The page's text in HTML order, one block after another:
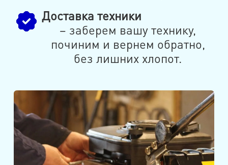
Доставка техники
– заберем вашу технику,
починим и вернем обратно,
без лишних хлопот.